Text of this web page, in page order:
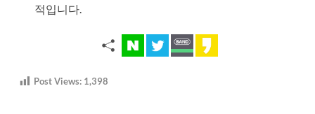
적입니다.
Post Views: 1,398